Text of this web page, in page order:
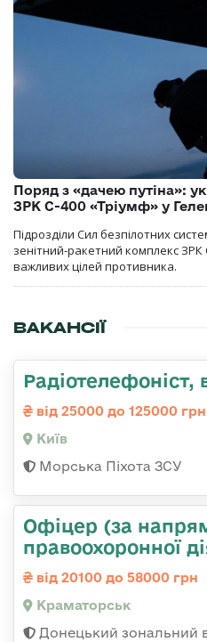
Поряд з «дачею путіна»:
ЗРК С-400 «Тріумф» у
Підрозділи Сил безпілотних
зенітний-ракетний комплекс ЗРК
важливих цілей противника.
ВАКАНСІЇ
Радіотелефоніст,
від 25000 до 125000 грн
Київ
Морська Піхота ЗСУ
Офіцер (за
правоохоронної
від 20100 до 58000 грн
Краматорськ
Донецький зональний